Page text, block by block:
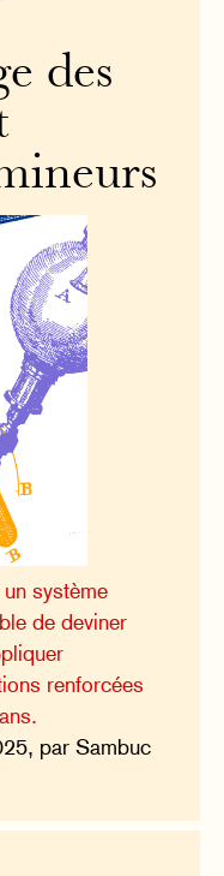
des
système
de deviner
renforcées
par Sambuc